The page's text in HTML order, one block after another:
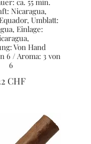
ca. 55 min.
Nicaragua,
Umblatt:
Einlage:
Von Hand
6 / Aroma: 3 von
6
CHF